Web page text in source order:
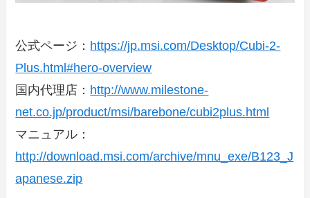
公式ページ： https://jp.msi.com/Desktop/Cubi-2-
Plus.html#hero-overview
国内代理店： http://www.milestone-
net.co.jp/product/msi/barebone/cubi2plus.html
マニュアル：
http://download.msi.com/archive/mnu_exe/B123_J
apanese.zip